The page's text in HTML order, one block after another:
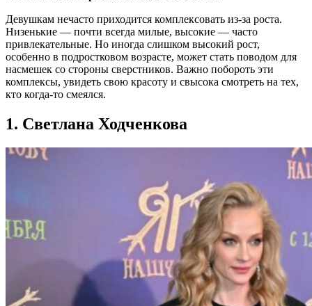
Девушкам нечасто приходится комплексовать из-за роста.
Низенькие — почти всегда милые, высокие — часто
привлекательные. Но иногда слишком высокий рост,
особенно в подростковом возрасте, может стать поводом для
насмешек со стороны сверстников. Важно побороть эти
комплексы, увидеть свою красоту и свысока смотреть на тех,
кто когда-то смеялся.
1. Светлана Ходченкова